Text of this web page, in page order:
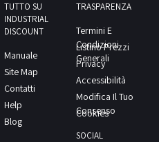
TUTTO SU
INDUSTRIAL
DISCOUNT
Manuale
Site Map
Contatti
Help
Blog
TRASPARENZA
Termini E
Condizioni
Generali
Listino Prezzi
Privacy
Accessibilità
Modifica Il Tuo
Consenso
Cookies
SOCIAL